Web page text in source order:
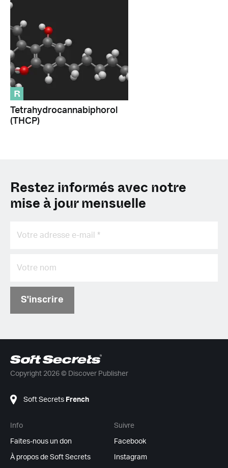
R
Tetrahydrocannabiphorol
(THCP)
Restez informés avec notre
mise à jour mensuelle
S'inscrire
Copyright 2026 © Discover Publisher
Soft Secrets French
Info
Faites-nous un don
À propos de Soft Secrets
Suivre
Facebook
Instagram